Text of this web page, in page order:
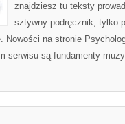
znajdziesz tu teksty
sztywny podręcznik, tylko
Nowości na stronie
serwisu są fundamenty